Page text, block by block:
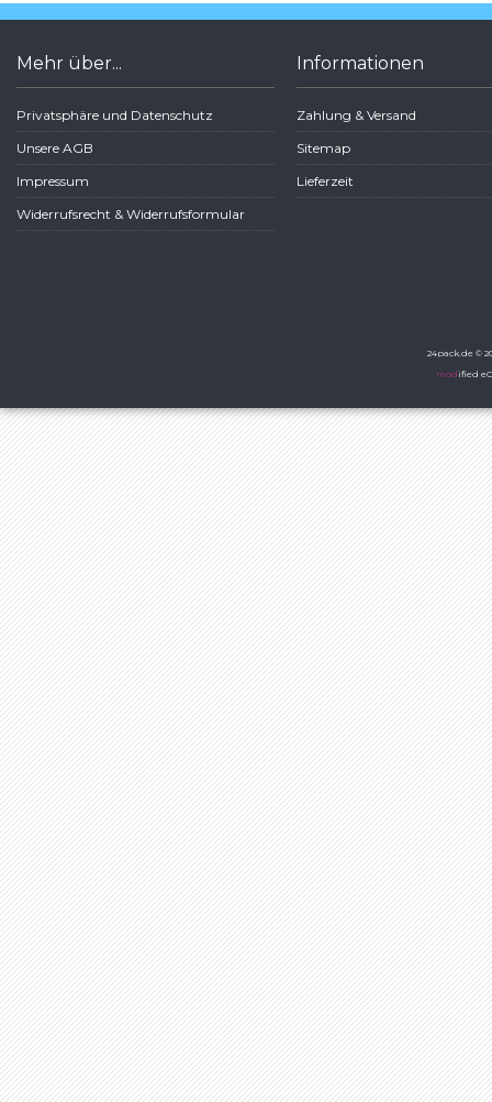
Mehr über...
Privatsphäre und Datenschutz
Unsere AGB
Impressum
Widerrufsrecht & Widerrufsformular
Informationen
Zahlung & Versand
Sitemap
Lieferzeit
24pack.de ©
modified